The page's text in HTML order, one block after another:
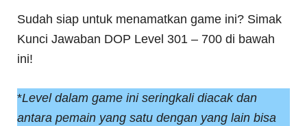
Sudah siap untuk menamatkan game ini? Simak
Kunci Jawaban DOP Level 301 – 700 di bawah
ini!
*Level dalam game ini seringkali diacak dan
antara pemain yang satu dengan yang lain bisa